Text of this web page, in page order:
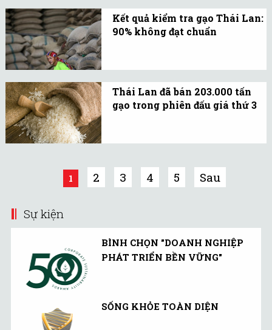
ngân hàng trung ương
Nhật Bản đã dấy lên
nguy cơ về chiến tranh
Kết quả kiểm tra gạo Thái Lan:
90% không đạt chuẩn
với 90% không đạt chuẩn,
thiệt hại có thể lên đến
700 tỷ baht.
Thái Lan đã bán 203.000 tấn
gạo trong phiên đấu giá thứ 3
chào bán trong phiên đấu
giá thứ 3, tổ chức hôm
1 2 3 4 5 Sau
Sự kiện
BÌNH CHỌN "DOANH NGHIỆP
PHÁT TRIỂN BỀN VỮNG"
SỐNG KHỎE TOÀN DIỆN